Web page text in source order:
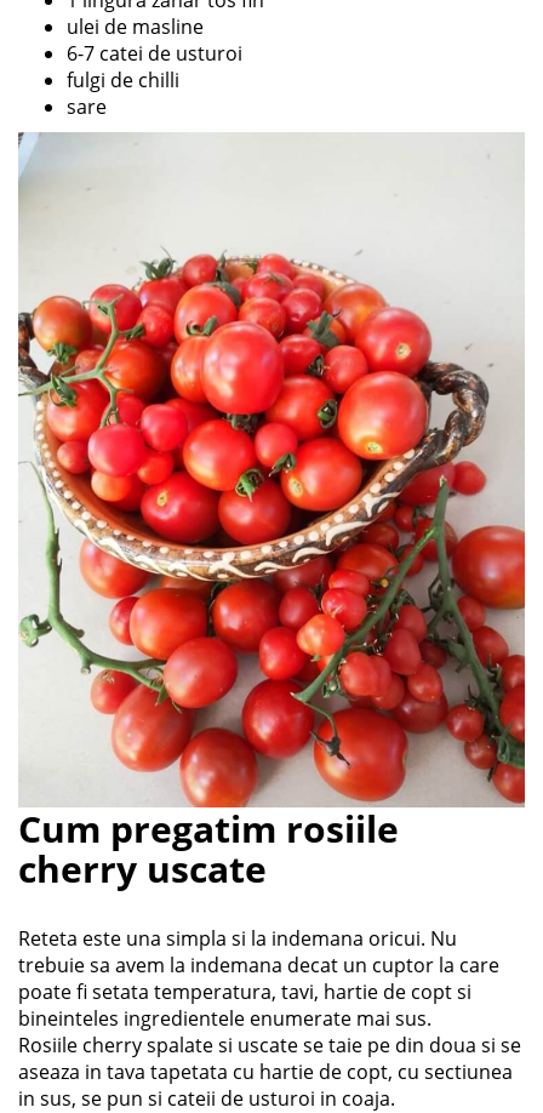
ulei de masline
6-7 catei de usturoi
fulgi de chilli
sare
Cum pregatim rosiile
cherry uscate
Reteta este una simpla si la indemana oricui. Nu
trebuie sa avem la indemana decat un cuptor la care
poate fi setata temperatura, tavi, hartie de copt si
bineinteles ingredientele enumerate mai sus.
Rosiile cherry spalate si uscate se taie pe din doua si se
aseaza in tava tapetata cu hartie de copt, cu sectiunea
in sus, se pun si cateii de usturoi in coaja.